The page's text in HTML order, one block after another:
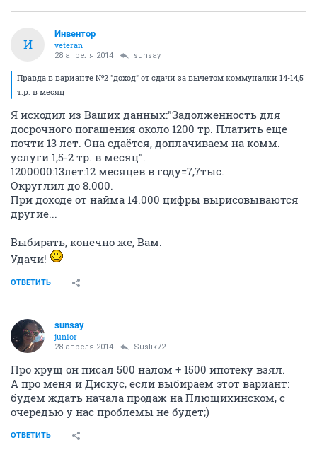
И
Инвентор
veteran
28 апреля 2014 sunsay
Правда в варианте №2 "доход" от сдачи за вычетом коммуналки 14-14,5
т.р. в месяц
Я исходил из Ваших данных:"Задолженность для
досрочного погашения около 1200 тр. Платить еще
почти 13 лет. Она сдаётся, доплачиваем на комм.
услуги 1,5-2 тр. в месяц".
1200000:13лет:12 месяцев в году=7,7тыс.
Округлил до 8.000.
При доходе от найма 14.000 цифры вырисовываются
другие...
Выбирать, конечно же, Вам.
Удачи!
ОТВЕТИТЬ
sunsay
junior
28 апреля 2014 Suslik72
Про хрущ он писал 500 налом + 1500 ипотеку взял.
А про меня и Дискус, если выбираем этот вариант:
будем ждать начала продаж на Плющихинском, с
очередью у нас проблемы не будет;)
ОТВЕТИТЬ